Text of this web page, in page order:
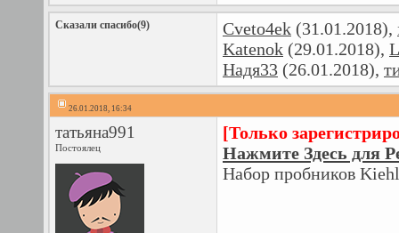
Сказали спасибо(9) Cveto4ek (31.01.2018),
Katenok (29.01.2018),
Надя33 (26.01.2018),
26.01.2018, 16:34
татьяна991
Постоялец
[Только
Нажмите Здесь для
Набор пробников